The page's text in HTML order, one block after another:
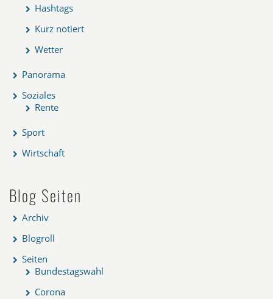
Hashtags
Kurz notiert
Wetter
Panorama
Soziales
Rente
Sport
Wirtschaft
Blog Seiten
Archiv
Blogroll
Seiten
Bundestagswahl
Corona